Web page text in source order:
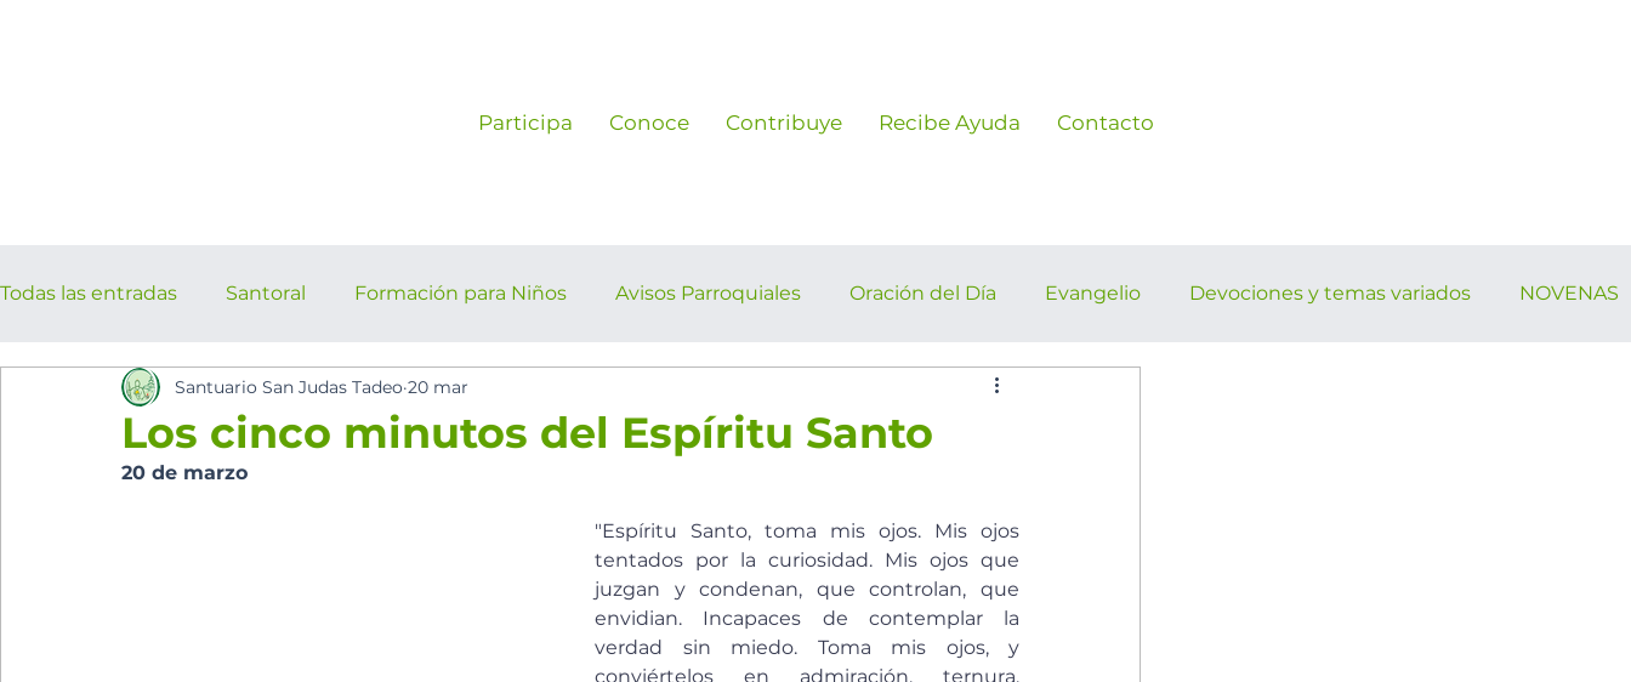
Participa Conoce Contribuye Recibe Ayuda Contacto
Todas las entradas Santoral Formación para Niños Avisos Parroquiales Oración del Día Evangelio Devociones y temas variados NOVENAS
los cinco minutos del espíritu Sant Eventos Parroquiales
Los cinco minutos del Espíritu Santo
Santuario San Judas Tadeo 20 mar
20 de marzo
"Espíritu Santo, toma mis ojos. Mis ojos
tentados por la curiosidad. Mis ojos que
juzgan y condenan, que controlan, que
envidian. Incapaces de contemplar la
verdad sin miedo. Toma mis ojos, y
conviértelos en admiración, ternura,